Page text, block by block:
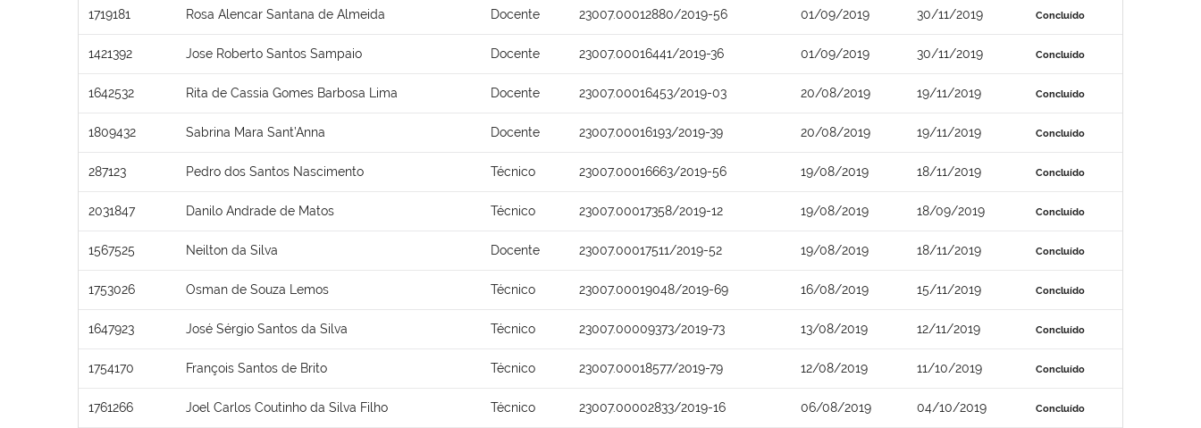
1719181 Rosa Alencar Santana de Almeida Docente 23007.00012880/2019-56 01/09/2019 30/11/2019 Concluído
1421392 Jose Roberto Santos Sampaio Docente 23007.00016441/2019-36 01/09/2019 30/11/2019 Concluído
1642532 Rita de Cassia Gomes Barbosa Lima Docente 23007.00016453/2019-03 20/08/2019 19/11/2019 Concluído
1809432 Sabrina Mara Sant’Anna Docente 23007.00016193/2019-39 20/08/2019 19/11/2019 Concluído
287123 Pedro dos Santos Nascimento Técnico 23007.00016663/2019-56 19/08/2019 18/11/2019 Concluído
2031847 Danilo Andrade de Matos Técnico 23007.00017358/2019-12 19/08/2019 18/09/2019 Concluído
1567525 Neilton da Silva Docente 23007.00017511/2019-52 19/08/2019 18/11/2019 Concluído
1753026 Osman de Souza Lemos Técnico 23007.00019048/2019-69 16/08/2019 15/11/2019 Concluído
1647923 José Sérgio Santos da Silva Técnico 23007.00009373/2019-73 13/08/2019 12/11/2019 Concluído
1754170 François Santos de Brito Técnico 23007.00018577/2019-79 12/08/2019 11/10/2019 Concluído
1761266 Joel Carlos Coutinho da Silva Filho Técnico 23007.00002833/2019-16 06/08/2019 04/10/2019 Concluído